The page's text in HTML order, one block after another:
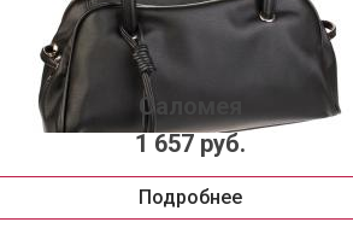
Саломея
1 657 руб.
Подробнее